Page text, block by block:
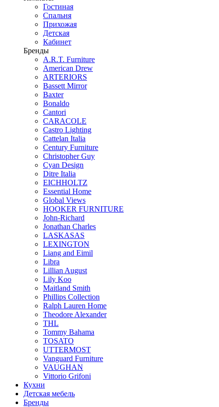
Гостиная
Спальня
Прихожая
Детская
Кабинет
Бренды
A.R.T. Furniture
American Drew
ARTERIORS
Bassett Mirror
Baxter
Bonaldo
Cantori
CARACOLE
Castro Lighting
Cattelan Italia
Century Furniture
Christopher Guy
Cyan Design
Ditre Italia
EICHHOLTZ
Essential Home
Global Views
HOOKER FURNITURE
John-Richard
Jonathan Charles
LASKASAS
LEXINGTON
Liang and Eimil
Libra
Lillian August
Lily Koo
Maitland Smith
Phillips Collection
Ralph Lauren Home
Theodore Alexander
THL
Tommy Bahama
TOSATO
UTTERMOST
Vanguard Furniture
VAUGHAN
Vittorio Grifoni
Кухни
Детская мебель
Бренды